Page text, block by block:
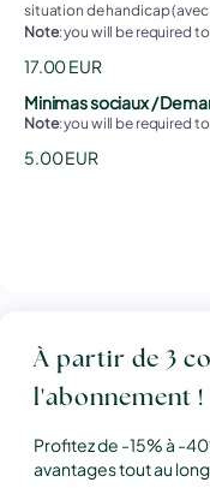
situation de handicap
Note: you will be required
17.00EUR
Minimas sociaux /
Note: you will be required
5.00EUR
À partir de 3
l'abonnement !
Profitez de -15% à -
avantages tout au